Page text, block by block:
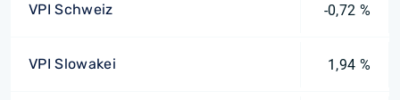
VPI Schweiz -0,72 %
VPI Slowakei 1,94 %